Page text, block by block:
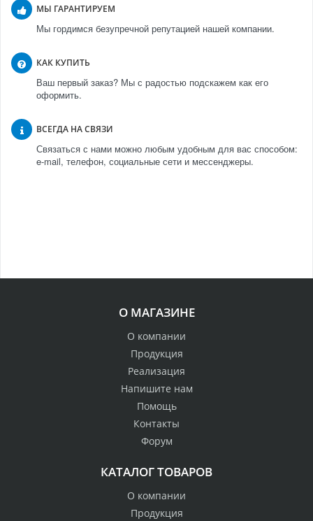
МЫ ГАРАНТИРУЕМ
Мы гордимся безупречной репутацией нашей компании.
КАК КУПИТЬ
Ваш первый заказ? Мы с радостью подскажем как его
оформить.
ВСЕГДА НА СВЯЗИ
Связаться с нами можно любым удобным для вас способом:
e-mail, телефон, социальные сети и мессенджеры.
О МАГАЗИНЕ
О компании
Продукция
Реализация
Напишите нам
Помощь
Контакты
Форум
КАТАЛОГ ТОВАРОВ
О компании
Продукция